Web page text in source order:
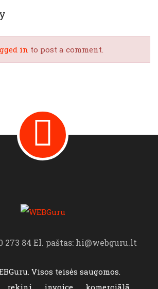
in to post a comment.
273 84 El. paštas: hi@webguru.lt
Visos teisės saugomos.
rekini invoice komerciālā